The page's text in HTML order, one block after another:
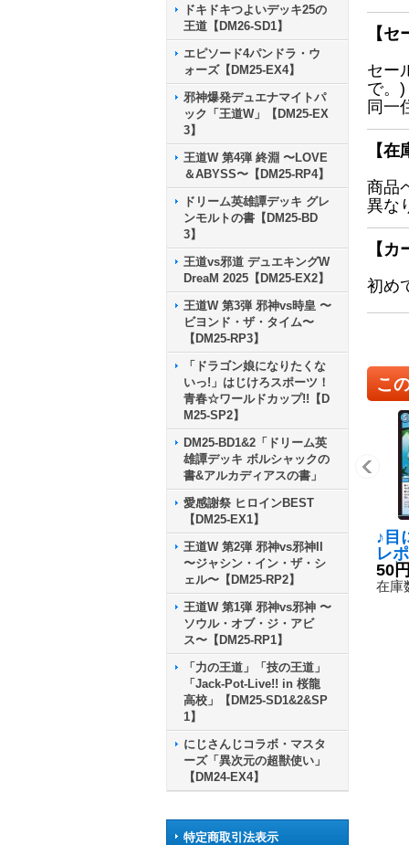
ドキドキつよいデッキ25の
王道【DM26-SD1】
エピソード4パンドラ・ウ
ォーズ【DM25-EX4】
邪神爆発デュエナマイトパ
ック「王道W」【DM25-EX
3】
王道W 第4弾 終淵 〜LOVE
＆ABYSS〜【DM25-RP4】
ドリーム英雄譚デッキ グレ
ンモルトの書【DM25-BD
3】
王道vs邪道 デュエキングW
DreaM 2025【DM25-EX2】
王道W 第3弾 邪神vs時皇 〜
ビヨンド・ザ・タイム〜
【DM25-RP3】
「ドラゴン娘になりたくな
いっ!」はじけろスポーツ！
青春☆ワールドカップ!!【D
M25-SP2】
DM25-BD1&2「ドリーム英
雄譚デッキ ボルシャックの
書&アルカディアスの書」
愛感謝祭 ヒロインBEST
【DM25-EX1】
王道W 第2弾 邪神vs邪神II
〜ジャシン・イン・ザ・シ
ェル〜【DM25-RP2】
王道W 第1弾 邪神vs邪神 〜
ソウル・オブ・ジ・アビ
ス〜【DM25-RP1】
「力の王道」「技の王道」
「Jack-Pot-Live!! in 桜龍
高校」【DM25-SD1&2&SP
1】
にじさんじコラボ・マスタ
ーズ「異次元の超獣使い」
【DM24-EX4】
特定商取引法表示
【
セー
で。)
同一
【
商品
異な
【
初め
こ
♪目
レ
ン
【R
50
在庫